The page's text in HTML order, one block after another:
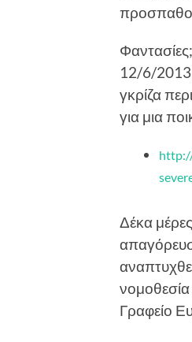
12/6/2013,
γκρίζα
για μια
Δέκα
Γραφείο